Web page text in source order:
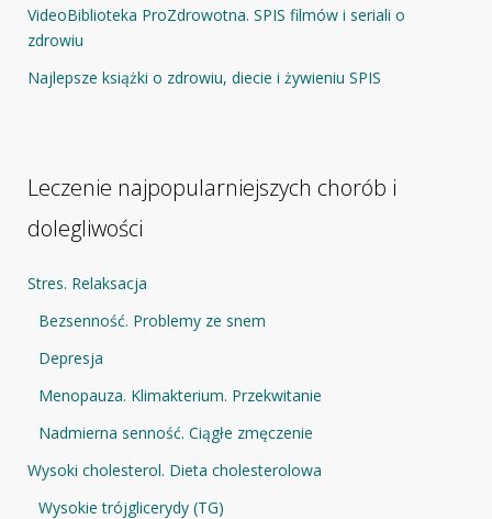
VideoBiblioteka ProZdrowotna. SPIS filmów i seriali o
zdrowiu
Najlepsze książki o zdrowiu, diecie i żywieniu SPIS
Leczenie najpopularniejszych chorób i
dolegliwości
Stres. Relaksacja
Bezsenność. Problemy ze snem
Depresja
Menopauza. Klimakterium. Przekwitanie
Nadmierna senność. Ciągłe zmęczenie
Wysoki cholesterol. Dieta cholesterolowa
Wysokie trójglicerydy (TG)